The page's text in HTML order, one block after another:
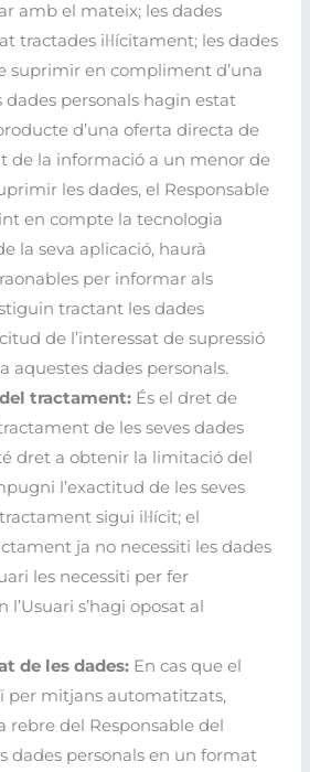
amb el mateix; les dades
tractades il·lícitament; les dades
suprimir en compliment d’una
dades personals hagin estat
d’una oferta directa de
de la informació a un menor de
les dades, el Responsable
en compte la tecnologia
la seva aplicació, haurà
per informar als
tractant les dades
de l’interessat de supressió
aquestes dades personals.
tractament: És el dret de
de les seves dades
dret a obtenir la limitació del
l’exactitud de les seves
sigui il·lícit; el
ja no necessiti les dades
les necessiti per fer
s’hagi oposat al
de les dades: En cas que el
per mitjans automatitzats,
rebre del Responsable del
dades personals en un format